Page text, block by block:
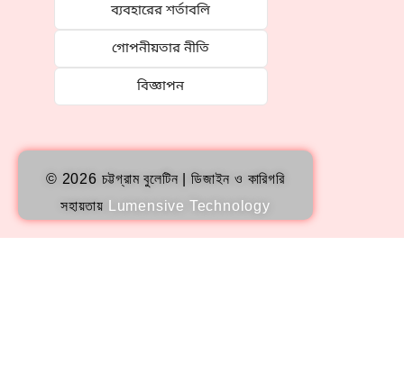
ব্যবহারের শর্তাবলি
গোপনীয়তার নীতি
বিজ্ঞাপন
© 2026 চট্টগ্রাম বুলেটিন | ডিজাইন ও কারিগরি
সহায়তায়
Lumensive Technology